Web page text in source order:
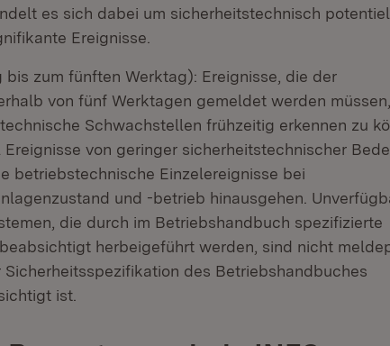
es sich dabei um sicherheitstechnisch
Ereignisse.
zum fünften Werktag): Ereignisse, die der
von fünf Werktagen gemeldet werden
Schwachstellen frühzeitig erkennen zu
von geringer sicherheitstechnischer
betriebstechnische Einzelereignisse bei
und -betrieb hinausgehen.
die durch im Betriebshandbuch spezifizierte
herbeigeführt werden, sind nicht
des Betriebshandbuches
ist.